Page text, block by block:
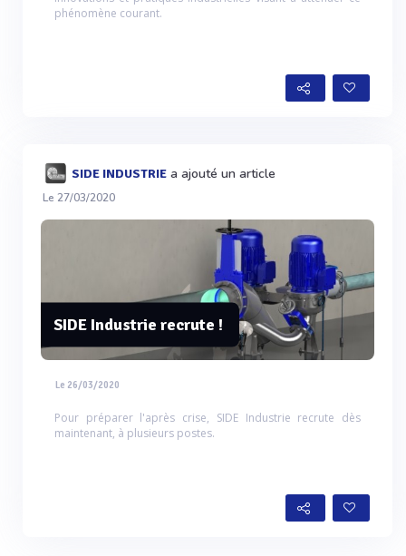
phénomène courant.
SIDE INDUSTRIE a ajouté un article
Le 27/03/2020
SIDE Industrie recrute !
Le 26/03/2020
Pour préparer l'après crise, SIDE Industrie recrute dès
maintenant, à plusieurs postes.